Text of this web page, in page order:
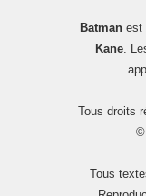
Batmanest
Kane.
Tous droits
©
Tous